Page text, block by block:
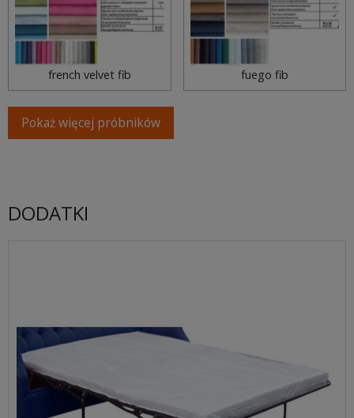
french velvet fib fuego fib
Pokaż więcej próbników
DODATKI